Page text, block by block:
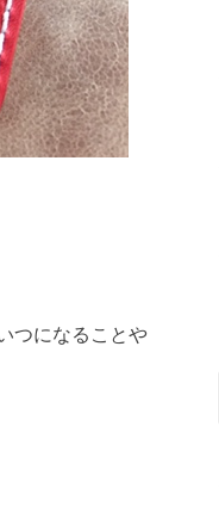
つになることや